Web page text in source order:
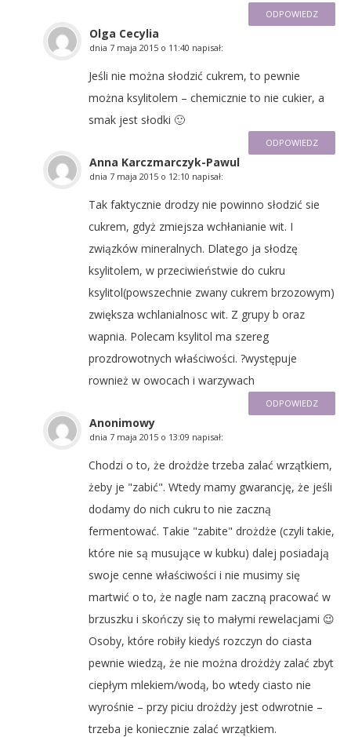
ODPOWIEDZ
Olga Cecylia
dnia 7 maja 2015 o 11:40 napisał:
Jeśli nie można słodzić cukrem, to pewnie
można ksylitolem – chemicznie to nie cukier, a
smak jest słodki 🙂
ODPOWIEDZ
Anna Karczmarczyk-Pawul
dnia 7 maja 2015 o 12:10 napisał:
Tak faktycznie drodzy nie powinno słodzić sie
cukrem, gdyż zmiejsza wchłanianie wit. I
związków mineralnych. Dlatego ja słodzę
ksylitolem, w przeciwieństwie do cukru
ksylitol(powszechnie zwany cukrem brzozowym)
zwiększa wchlanialnosc wit. Z grupy b oraz
wapnia. Polecam ksylitol ma szereg
prozdrowotnych właściwości. ?występuje
rownież w owocach i warzywach
ODPOWIEDZ
Anonimowy
dnia 7 maja 2015 o 13:09 napisał:
Chodzi o to, że drożdże trzeba zalać wrzątkiem,
żeby je "zabić". Wtedy mamy gwarancję, że jeśli
dodamy do nich cukru to nie zaczną
fermentować. Takie "zabite" drożdże (czyli takie,
które nie są musujące w kubku) dalej posiadają
swoje cenne właściwości i nie musimy się
martwić o to, że nagle nam zaczną pracować w
brzuszku i skończy się to małymi rewelacjami 😉
Osoby, które robiły kiedyś rozczyn do ciasta
pewnie wiedzą, że nie można drożdży zalać zbyt
ciepłym mlekiem/wodą, bo wtedy ciasto nie
wyrośnie – przy piciu drożdży jest odwrotnie –
trzeba je koniecznie zalać wrzątkiem.